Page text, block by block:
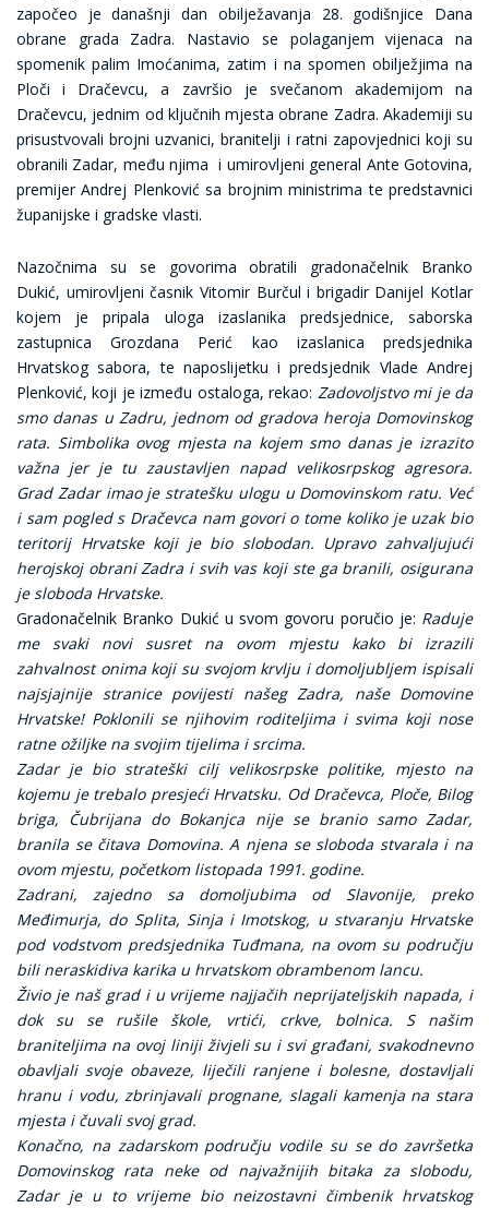
započeo je današnji dan obilježavanja 28. godišnjice Dana
obrane grada Zadra. Nastavio se polaganjem vijenaca na
spomenik palim Imoćanima, zatim i na spomen obilježjima na
Ploči i Dračevcu, a završio je svečanom akademijom na
Dračevcu, jednim od ključnih mjesta obrane Zadra. Akademiji su
prisustvovali brojni uzvanici, branitelji i ratni zapovjednici koji su
obranili Zadar, među njima i umirovljeni general Ante Gotovina,
premijer Andrej Plenković sa brojnim ministrima te predstavnici
županijske i gradske vlasti.
Nazočnima su se govorima obratili gradonačelnik Branko
Dukić, umirovljeni časnik Vitomir Burčul i brigadir Danijel Kotlar
kojem je pripala uloga izaslanika predsjednice, saborska
zastupnica Grozdana Perić kao izaslanica predsjednika
Hrvatskog sabora, te naposlijetku i predsjednik Vlade Andrej
Plenković, koji je između ostaloga, rekao: Zadovoljstvo mi je da
smo danas u Zadru, jednom od gradova heroja Domovinskog
rata. Simbolika ovog mjesta na kojem smo danas je izrazito
važna jer je tu zaustavljen napad velikosrpskog agresora.
Grad Zadar imao je stratešku ulogu u Domovinskom ratu. Već
i sam pogled s Dračevca nam govori o tome koliko je uzak bio
teritorij Hrvatske koji je bio slobodan. Upravo zahvaljujući
herojskoj obrani Zadra i svih vas koji ste ga branili, osigurana
je sloboda Hrvatske.
Gradonačelnik Branko Dukić u svom govoru poručio je: Raduje
me svaki novi susret na ovom mjestu kako bi izrazili
zahvalnost onima koji su svojom krvlju i domoljubljem ispisali
najsjajnije stranice povijesti našeg Zadra, naše Domovine
Hrvatske! Poklonili se njihovim roditeljima i svima koji nose
ratne ožiljke na svojim tijelima i srcima.
Zadar je bio strateški cilj velikosrpske politike, mjesto na
kojemu je trebalo presjeći Hrvatsku. Od Dračevca, Ploče, Bilog
briga, Čubrijana do Bokanjca nije se branio samo Zadar,
branila se čitava Domovina. A njena se sloboda stvarala i na
ovom mjestu, početkom listopada 1991. godine.
Zadrani, zajedno sa domoljubima od Slavonije, preko
Međimurja, do Splita, Sinja i Imotskog, u stvaranju Hrvatske
pod vodstvom predsjednika Tuđmana, na ovom su području
bili neraskidiva karika u hrvatskom obrambenom lancu.
Živio je naš grad i u vrijeme najjačih neprijateljskih napada, i
dok su se rušile škole, vrtići, crkve, bolnica. S našim
braniteljima na ovoj liniji živjeli su i svi građani, svakodnevno
obavljali svoje obaveze, liječili ranjene i bolesne, dostavljali
hranu i vodu, zbrinjavali prognane, slagali kamenja na stara
mjesta i čuvali svoj grad.
Konačno, na zadarskom području vodile su se do završetka
Domovinskog rata neke od najvažnijih bitaka za slobodu,
Zadar je u to vrijeme bio neizostavni čimbenik hrvatskog